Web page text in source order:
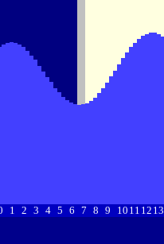
1 2 3 4 5 6 7 8 9 10 11 12 13